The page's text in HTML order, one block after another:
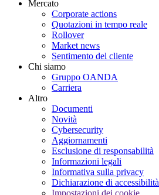
Mercato
Corporate actions
Quotazioni in tempo reale
Rollover
Market news
Sentimento del cliente
Chi siamo
Gruppo OANDA
Carriera
Altro
Documenti
Novità
Cybersecurity
Aggiornamenti
Esclusione di responsabilità
Informazioni legali
Informativa sulla privacy
Dichiarazione di accessibilità
Impostazioni dei cookie